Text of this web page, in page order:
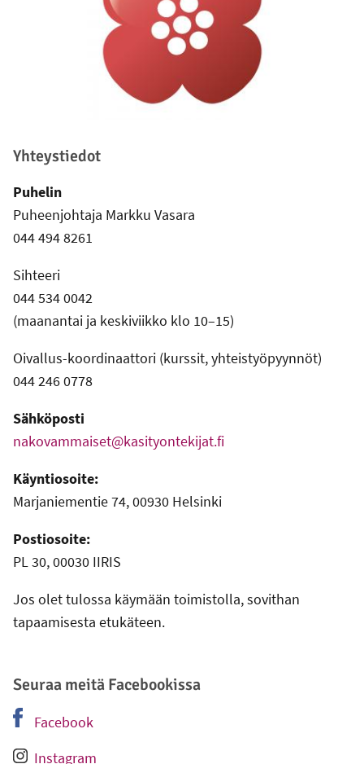
Yhteystiedot
Puhelin
Puheenjohtaja Markku Vasara
044 494 8261
Sihteeri
044 534 0042
(maanantai ja keskiviikko klo 10–15)
Oivallus-koordinaattori (kurssit, yhteistyöpyynnöt)
044 246 0778
Sähköposti
nakovammaiset@kasityontekijat.fi
Käyntiosoite:
Marjaniementie 74, 00930 Helsinki
Postiosoite:
PL 30, 00030 IIRIS
Jos olet tulossa käymään toimistolla, sovithan
tapaamisesta etukäteen.
Seuraa meitä Facebookissa
Facebook
-Ulkoinen linkki
Instagram